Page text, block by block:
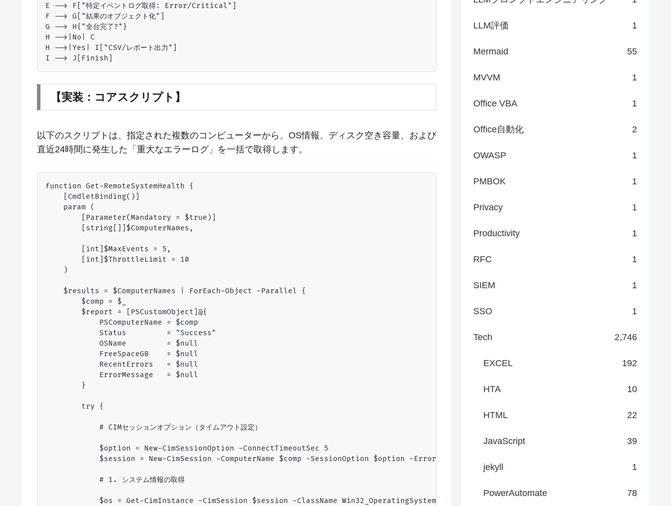
E --> F["特定イベントログ取得: Error/Critical"]
F --> G["結果のオブジェクト化"]
G --> H{"全台完了?"}
H -->|No| C
H -->|Yes| I["CSV/レポート出力"]
【実装：コアスクリプト】
以下のスクリプトは、指定された複数のコンピューターから、OS情報、ディスク空き容量、および
直近24時間に発生した「重大なエラーログ」を一括で取得します。
function Get-RemoteSystemHealth {
    [CmdletBinding()]
    param (
        [Parameter(Mandatory = $true)]
        [string[]]$ComputerNames,
        [int]$MaxEvents = 5,
        [int]$ThrottleLimit = 10
    )
    $results = $ComputerNames | ForEach-Object -Parallel {
        $comp = $_
        $report = [PSCustomObject]@{
            PSComputerName = $comp
            Status         = "Success"
            OSName         = $null
            FreeSpaceGB    = $null
            RecentErrors   = $null
            ErrorMessage   = $null
        }
        try {
            # CIMセッションオプション（タイムアウト設定）
            $option = New-CimSessionOption -ConnectTimeoutSec 5
            $session = New-CimSession -ComputerName $comp -SessionOption $option -ErrorAction Stop
            # 1. システム情報の取得
            $os = Get-CimInstance -CimSession $session -ClassName Win32_OperatingSystem
LLM評価 1
Mermaid 55
MVVM 1
Office VBA 1
Office自動化 2
OWASP 1
PMBOK 1
Privacy 1
Productivity 1
RFC 1
SIEM 1
SSO 1
Tech 2,746
EXCEL 192
HTA 10
HTML 22
JavaScript 39
jekyll 1
PowerAutomate 78